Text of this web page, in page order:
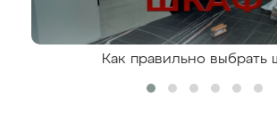
Как правильно выбрать